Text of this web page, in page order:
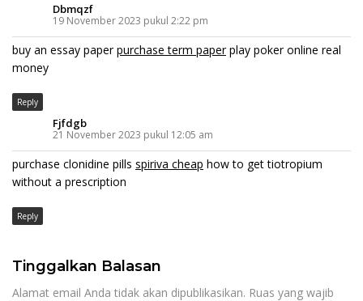
Dbmqzf
19 November 2023 pukul 2:22 pm
buy an essay paperpurchase term paperplay poker online real
money
Reply
Fjfdgb
21 November 2023 pukul 12:05 am
purchase clonidine pills spiriva cheap how to get tiotropium
without a prescription
Reply
Tinggalkan Balasan
Alamat email Anda tidak akan dipublikasikan. Ruas yang wajib